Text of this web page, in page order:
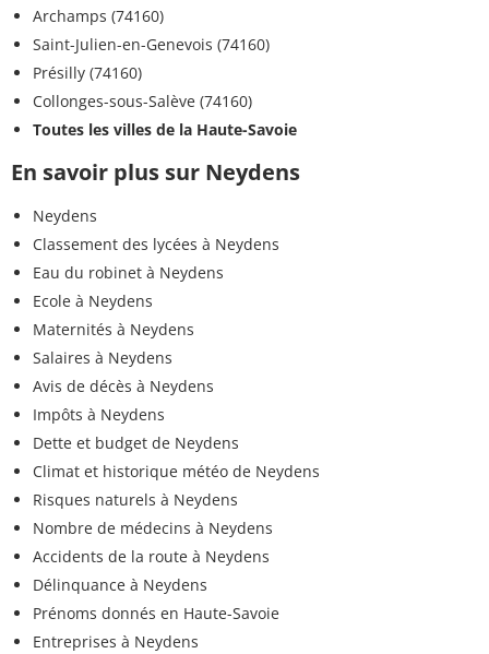
Archamps (74160)
Saint-Julien-en-Genevois (74160)
Présilly (74160)
Collonges-sous-Salève (74160)
Toutes les villes de la Haute-Savoie
En savoir plus sur Neydens
Neydens
Classement des lycées à Neydens
Eau du robinet à Neydens
Ecole à Neydens
Maternités à Neydens
Salaires à Neydens
Avis de décès à Neydens
Impôts à Neydens
Dette et budget de Neydens
Climat et historique météo de Neydens
Risques naturels à Neydens
Nombre de médecins à Neydens
Accidents de la route à Neydens
Délinquance à Neydens
Prénoms donnés en Haute-Savoie
Entreprises à Neydens